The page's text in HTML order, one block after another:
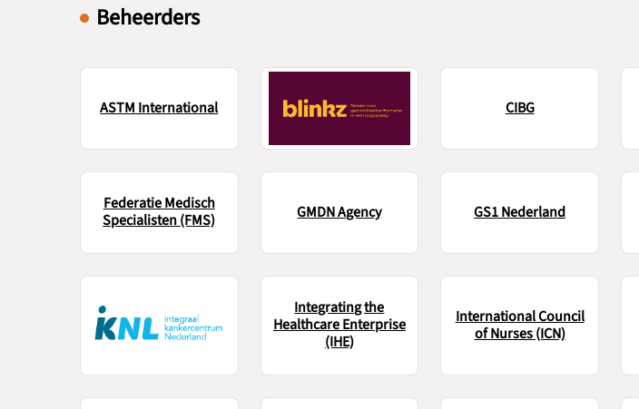
Beheerders
ASTM International CIBG
Federatie Medisch
Specialisten (FMS)
GMDN Agency GS1 Nederland
Integrating the
Healthcare Enterprise
(IHE)
International Council
of Nurses (ICN)